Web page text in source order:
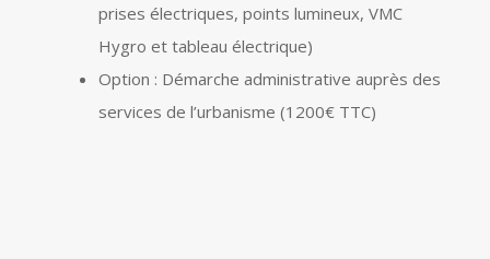
prises électriques, points lumineux, VMC
Hygro et tableau électrique)
Option : Démarche administrative auprès des
services de l’urbanisme (1200€ TTC)